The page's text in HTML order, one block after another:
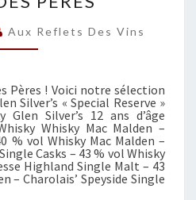
A
V
A
L
É
E
D
U
R
H
E
D
S
P
È
R
E
S
Aux Reflets Des Vins
Pères ! Voici notre sélection
Silver’s « Special Reserve »
Glen Silver’s 12 ans d’âge
Whisky Mac Malden –
% vol Whisky Mac Malden –
Casks – 43 % vol Whisky
Highland Single Malt – 43
– Charolais’ Speyside Single